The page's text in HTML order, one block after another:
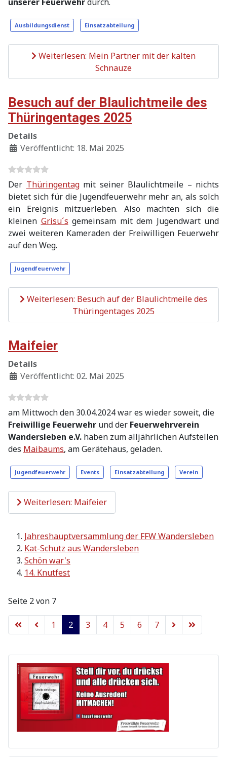
Ausbildungsdienst Einsatzabteilung
Weiterlesen: Mein Partner mit der kalten
Schnauze
Besuch auf der Blaulichtmeile des
Thüringentages 2025
Details
Veröffentlicht: 18. Mai 2025
Der Thüringentagmit seiner Blaulichtmeile – nichts
bietet sich für die Jugendfeuerwehr mehr an, als solch
ein Ereignis mitzuerleben. Also machten sich die
kleinen Grisu´s gemeinsam mit dem Jugendwart und
zwei weiteren Kameraden der Freiwilligen Feuerwehr
auf den Weg.
Jugendfeuerwehr
Weiterlesen: Besuch auf der Blaulichtmeile des
Thüringentages 2025
Maifeier
Details
Veröffentlicht: 02. Mai 2025
am Mittwoch den 30.04.2024 war es wieder soweit, die
Freiwillige Feuerwehr und der Feuerwehrverein
Wandersleben e.V. haben zum alljährlichen Aufstellen
des Maibaums, am Gerätehaus, geladen.
Jugendfeuerwehr Events Einsatzabteilung Verein
Weiterlesen: Maifeier
Jahreshauptversammlung der FFW Wandersleben
Kat-Schutz aus Wandersleben
Schön war's
14. Knutfest
Seite 2 von 7
1 2 3 4 5 6 7